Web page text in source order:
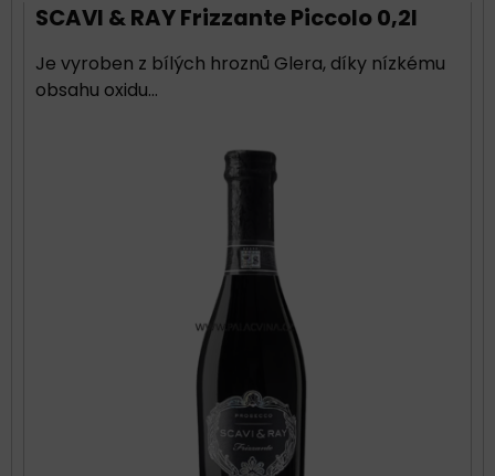
SCAVI & RAY Frizzante Piccolo 0,2l
Je vyroben z bílých hroznů Glera, díky nízkému
obsahu oxidu...